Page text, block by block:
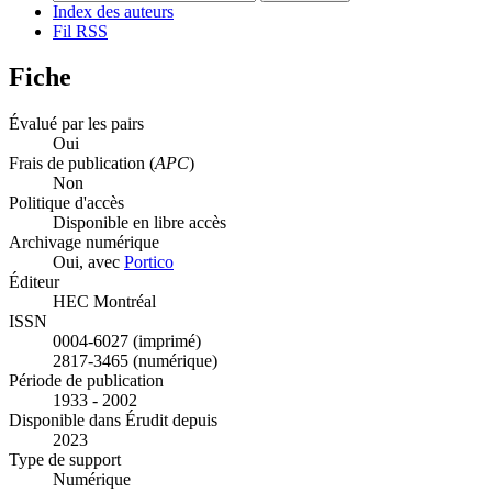
Index des auteurs
Fil RSS
Fiche
Évalué par les pairs
Oui
Frais de publication (APC)
Non
Politique d'accès
Disponible en libre accès
Archivage numérique
Oui, avec Portico
Éditeur
HEC Montréal
ISSN
0004-6027 (imprimé)
2817-3465 (numérique)
Période de publication
1933 - 2002
Disponible dans Érudit depuis
2023
Type de support
Numérique